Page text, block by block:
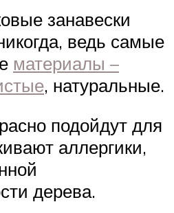
занавески
ведь самые
материалы –
, натуральные.
подойдут для
аллергики,
дерева.